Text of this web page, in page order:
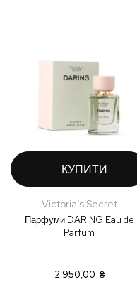
КУПИТИ
Victoria’s Secret
Парфуми DARING Eau de
Parfum
2 950,00 ₴